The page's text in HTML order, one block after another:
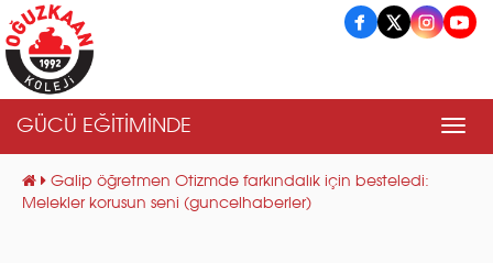
GÜCÜ EĞİTİMİNDE
Galip öğretmen Otizmde farkındalık için besteledi:
Melekler korusun seni (guncelhaberler)